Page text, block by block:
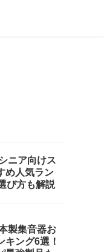
ニア向けス
め人気ラン
び方も解説
製集音器お
キング6選！